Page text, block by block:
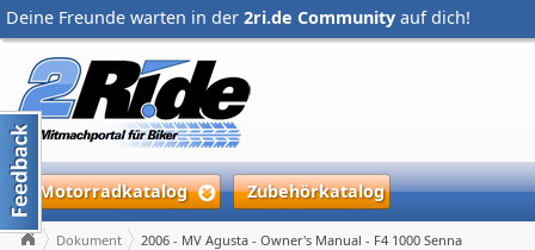
Deine Freunde warten in der 2ri.de Community auf dich!
Motorradkatalog Zubehörkatalog
Dokument 2006 - MV Agusta - Owner's Manual - F4 1000 Senna